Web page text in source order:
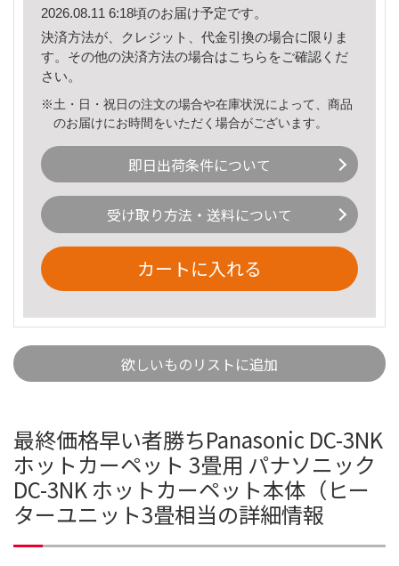
2026.08.11 6:18頃のお届け予定です。
決済方法が、クレジット、代金引換の場合に限りま
す。その他の決済方法の場合はこちら をご確認くだ
さい。
※土・日・祝日の注文の場合や在庫状況によって、商品
のお届けにお時間をいただく場合がございます。
即日出荷条件について
受け取り方法・送料について
カートに入れる
欲しいものリストに追加
最終価格早い者勝ちPanasonic DC-3NK
ホットカーペット 3畳用 パナソニック
DC-3NK ホットカーペット本体（ヒー
ターユニット3畳相当の詳細情報